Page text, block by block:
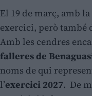
El 19 de març, amb
exercici, però també
Amb les cendres
falleres de
noms de qui
l’exercici 2027. De